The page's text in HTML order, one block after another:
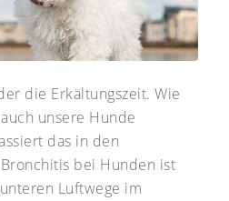
die Erkältungszeit. Wie
unsere Hunde
das in den
bei Hunden ist
Luftwege im